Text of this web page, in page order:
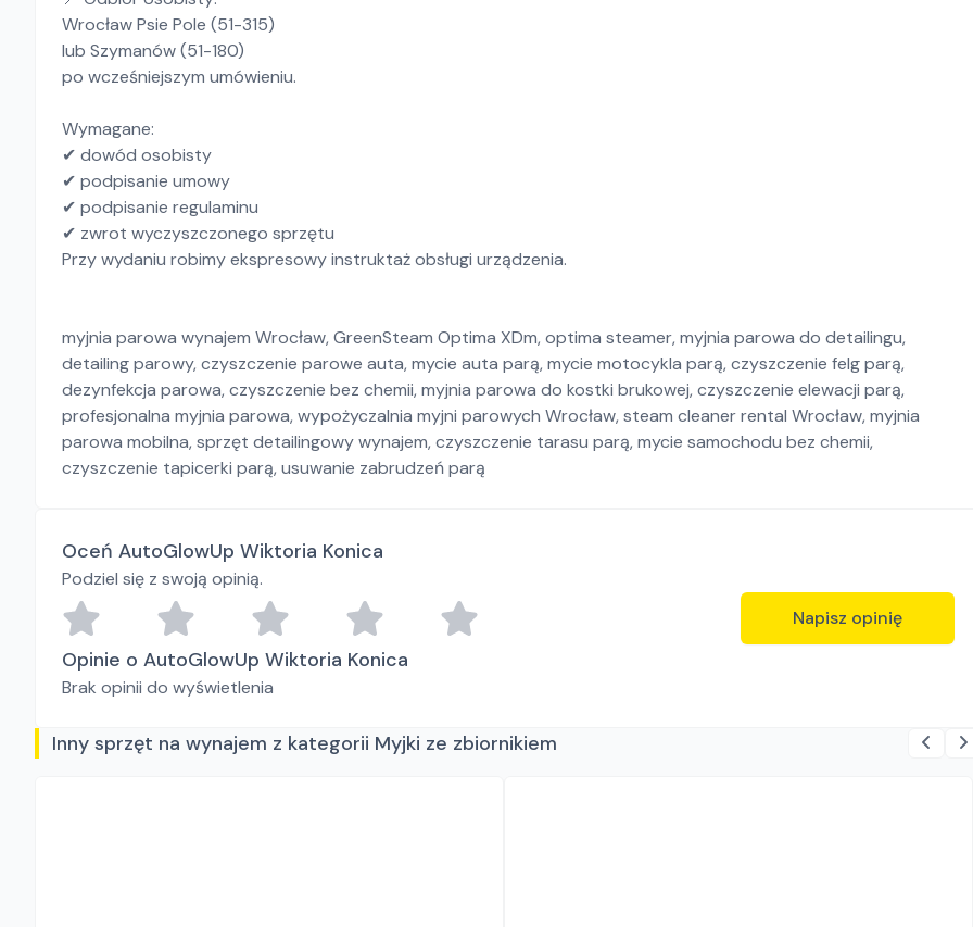
Wrocław Psie Pole (51-315)
lub Szymanów (51-180)
po wcześniejszym umówieniu.
Wymagane:
✔ dowód osobisty
✔ podpisanie umowy
✔ podpisanie regulaminu
✔ zwrot wyczyszczonego sprzętu
Przy wydaniu robimy ekspresowy instruktaż obsługi urządzenia.
myjnia parowa wynajem Wrocław, GreenSteam Optima XDm, optima steamer, myjnia parowa do detailingu,
detailing parowy, czyszczenie parowe auta, mycie auta parą, mycie motocykla parą, czyszczenie felg parą,
dezynfekcja parowa, czyszczenie bez chemii, myjnia parowa do kostki brukowej, czyszczenie elewacji parą,
profesjonalna myjnia parowa, wypożyczalnia myjni parowych Wrocław, steam cleaner rental Wrocław, myjnia
parowa mobilna, sprzęt detailingowy wynajem, czyszczenie tarasu parą, mycie samochodu bez chemii,
czyszczenie tapicerki parą, usuwanie zabrudzeń parą
Oceń AutoGlowUp Wiktoria Konica
Podziel się z swoją opinią.
Napisz opinię
Opinie o AutoGlowUp Wiktoria Konica
Brak opinii do wyświetlenia
Inny sprzęt na wynajem z kategorii Myjki ze zbiornikiem